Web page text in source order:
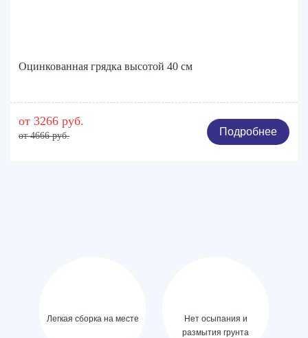
Оцинкованная грядка высотой 40 см
от 3266 руб.
от 4666 руб. Подробнее
Легкая сборка на месте
Нет осыпания и
размытия грунта